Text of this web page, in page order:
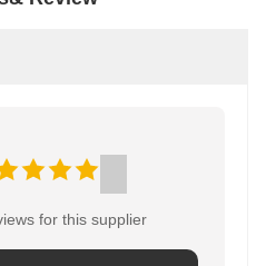
for this supplier